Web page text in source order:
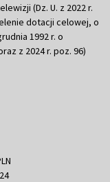
(Dz. U. z 2022 r.
dotacji celowej, o
1992 r. o
z 2024 r. poz. 96)